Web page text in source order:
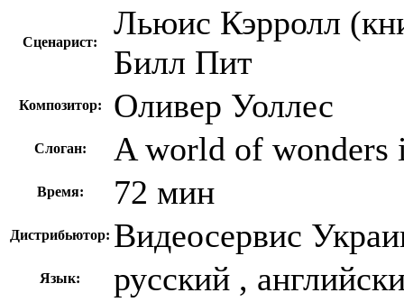
Сценарист:
Льюис Кэрролл
Билл Пит
Композитор: Оливер Уоллес
Слоган: A world of wonders
Время: 72 мин
Дистрибьютор: Видеосервис
Язык: русский ,